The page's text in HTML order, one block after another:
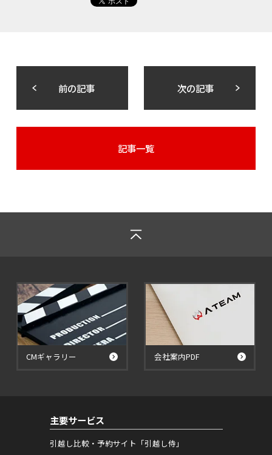
前の記事 次の記事
記事一覧
CMギャラリー 会社案内PDF
主要サービス
引越し比較・予約サイト「引越し侍」